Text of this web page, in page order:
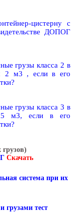
цистерну с
ДОПОГ
грузы класса 2 в
2 м3 , если в его
грузы класса 3 в
м3, если в его
Скачать
система при их
грузами тест